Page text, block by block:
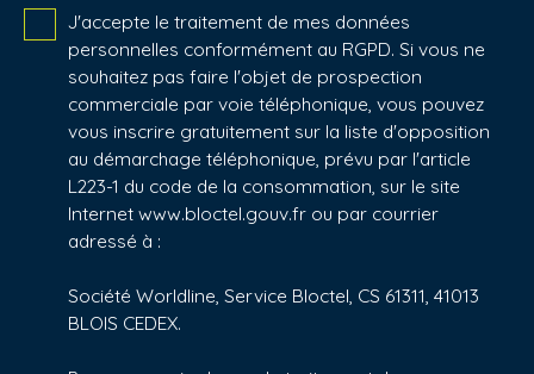
J'accepte le traitement de mes données
personnelles conformément au RGPD. Si vous ne
souhaitez pas faire l'objet de prospection
commerciale par voie téléphonique, vous pouvez
vous inscrire gratuitement sur la liste d'opposition
au démarchage téléphonique, prévu par l'article
L223-1 du code de la consommation, sur le site
Internet www.bloctel.gouv.fr ou par courrier
adressé à :
Société Worldline, Service Bloctel, CS 61311, 41013
BLOIS CEDEX.